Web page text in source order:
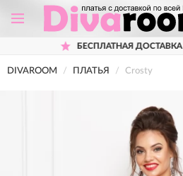
БЕСПЛАТНАЯ ДОСТАВКАОТ 3500 РУБЛЕЙ
DIVAROOM ПЛАТЬЯ Crosty